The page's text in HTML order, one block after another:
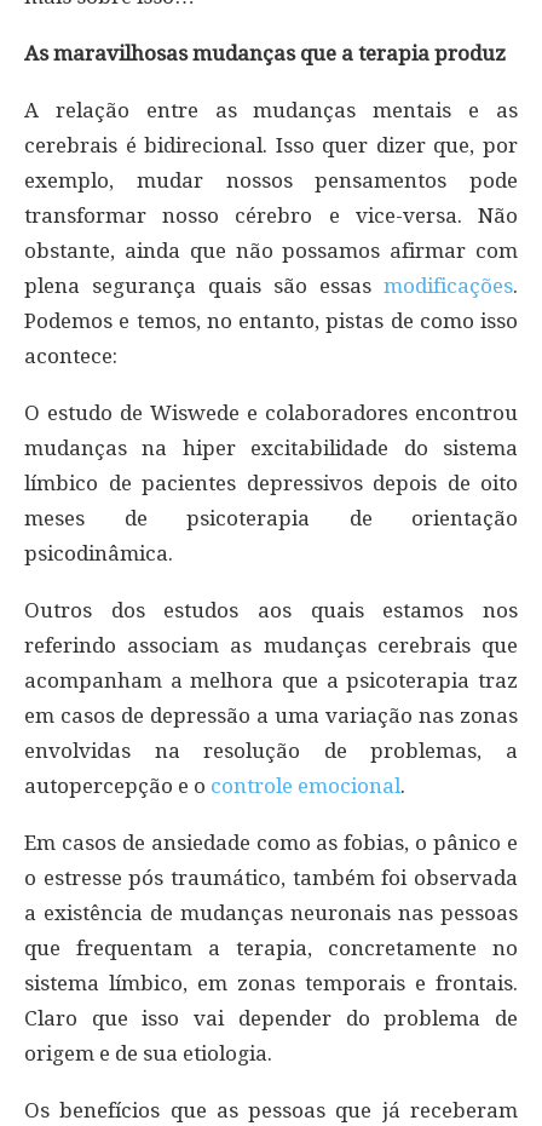
As maravilhosas mudanças que a terapia produz
A relação entre as mudanças mentais e as
cerebrais é bidirecional. Isso quer dizer que, por
exemplo, mudar nossos pensamentos pode
transformar nosso cérebro e vice-versa. Não
obstante, ainda que não possamos afirmar com
plena segurança quais são essas modificações.
Podemos e temos, no entanto, pistas de como isso
acontece:
O estudo de Wiswede e colaboradores encontrou
mudanças na hiper excitabilidade do sistema
límbico de pacientes depressivos depois de oito
meses de psicoterapia de orientação
psicodinâmica.
Outros dos estudos aos quais estamos nos
referindo associam as mudanças cerebrais que
acompanham a melhora que a psicoterapia traz
em casos de depressão a uma variação nas zonas
envolvidas na resolução de problemas, a
autopercepção e o controle emocional.
Em casos de ansiedade como as fobias, o pânico e
o estresse pós traumático, também foi observada
a existência de mudanças neuronais nas pessoas
que frequentam a terapia, concretamente no
sistema límbico, em zonas temporais e frontais.
Claro que isso vai depender do problema de
origem e de sua etiologia.
Os benefícios que as pessoas que já receberam